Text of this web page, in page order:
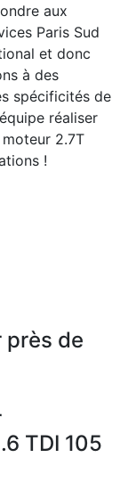
aux
Paris Sud
et donc
à des
spécificités de
réaliser
2.7T
!
près de
TDI 105